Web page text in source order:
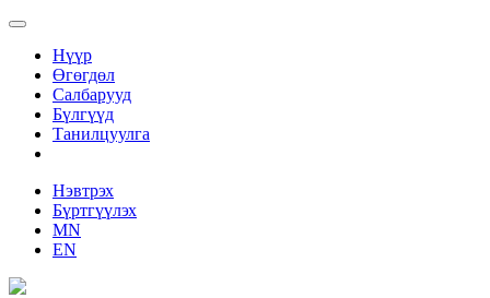
Нүүр
Өгөгдөл
Салбарууд
Бүлгүүд
Танилцуулга
Нэвтрэх
Бүртгүүлэх
MN
EN